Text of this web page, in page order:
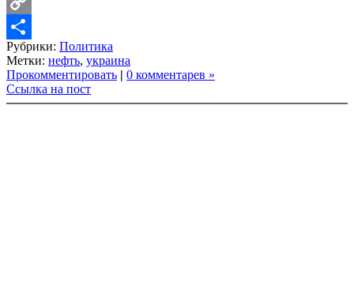
Copy
Link
Share
Рубрики: Политика
Метки: нефть, украина
Прокомментировать | 0 комментарев »
Ссылка на пост